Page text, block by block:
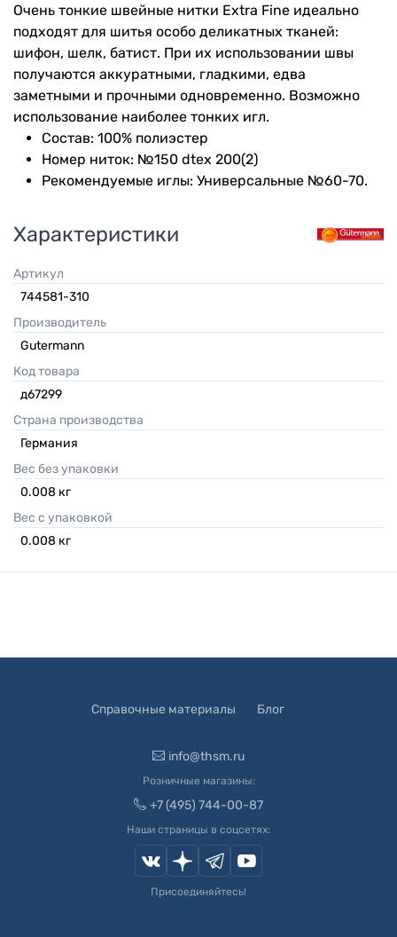
Очень тонкие швейные нитки Extra Fine идеально
подходят для шитья особо деликатных тканей:
шифон, шелк, батист. При их использовании швы
получаются аккуратными, гладкими, едва
заметными и прочными одновременно. Возможно
использование наиболее тонких игл.
Состав: 100% полиэстер
Номер ниток: №150 dtex 200(2)
Рекомендуемые иглы: Универсальные №60-70.
Характеристики
Артикул
744581-310
Производитель
Gutermann
Код товара
д67299
Страна производства
Германия
Вес без упаковки
0.008 кг
Вес с упаковкой
0.008 кг
Справочные материалы Блог
info@thsm.ru
Розничные магазины:
+7 (495) 744-00-87
Наши страницы в соцсетях:
Присоединяйтесь!